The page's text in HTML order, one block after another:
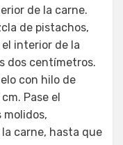
de la carne.
de pistachos,
interior de la
dos centímetros.
con hilo de
Pase el
molidos,
carne, hasta que